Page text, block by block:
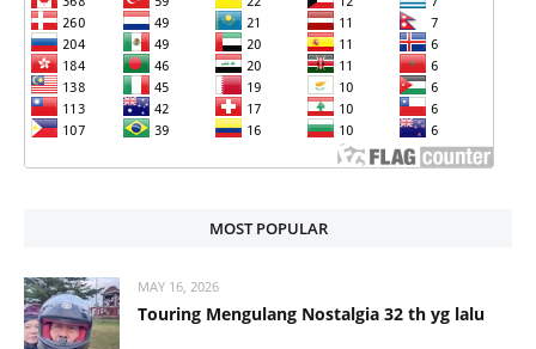
MOST POPULAR
MAY 16, 2026
Touring Mengulang Nostalgia 32 th yg lalu